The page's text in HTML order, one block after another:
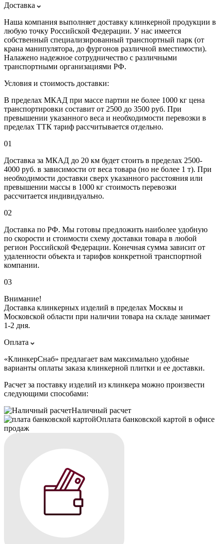
Доставка
Наша компания выполняет доставку клинкерной продукции в
любую точку Российской Федерации. У нас имеется
собственный специализированный транспортный парк (от
крана манипулятора, до фургонов различной вместимости).
Налажено надежное сотрудничество с различными
транспортными организациями РФ.
Условия и стоимость доставки:
В пределах МКАД при массе партии не более 1000 кг цена
транспортировки составит от 2500 до 3500 руб. При
превышении указанного веса и необходимости перевозки в
пределах ТТК тариф рассчитывается отдельно.
01
Доставка за МКАД до 20 км будет стоить в пределах 2500-
4000 руб. в зависимости от веса товара (но не более 1 т). При
необходимости доставки сверх указанного расстояния или
превышении массы в 1000 кг стоимость перевозки
рассчитается индивидуально.
02
Доставка по РФ. Мы готовы предложить наиболее удобную
по скорости и стоимости схему доставки товара в любой
регион Российской Федерации. Конечная сумма зависит от
удаленности объекта и тарифов конкретной транспортной
компании.
03
Внимание!
Доставка клинкерных изделий в пределах Москвы и
Московской области при наличии товара на складе занимает
1-2 дня.
Оплата
«КлинкерСнаб» предлагает вам максимально удобные
варианты оплаты заказа клинкерной плитки и ее доставки.
Расчет за поставку изделий из клинкера можно произвести
следующими способами:
Наличный расчет
Оплата банковской картой в офисе
продаж